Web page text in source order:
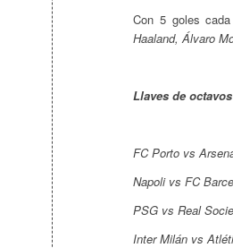
Con 5 goles
Haaland, Álvaro
Llaves de
FC Porto vs
Napoli vs FC
PSG vs Real
Inter Milán vs